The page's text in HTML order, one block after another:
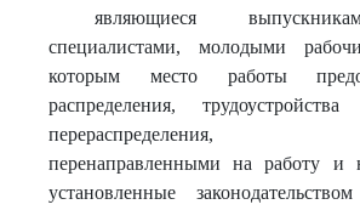
являющиеся
специалистами, молодыми
которым место работы
распределения,
перераспределения,
перенаправленными на работу и
установленные